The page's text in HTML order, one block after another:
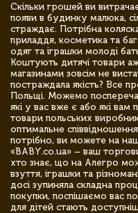
Скільки грошей ви
появи в будинку малюка,
страждає. Потрібна
приладдя, косметика та
одяг та іграшки молоді
Коштують дитячі товари
магазинами зовсім не
постраждала якість? Все
Польщі. Можемо
які у вас вже є або які
товари польських
оптимальне
потрібно, ви можете на
«BABY.co.ua» – ваш
хто знає, що на Алегро
взуття, іграшки та
досі зупиняла складна
покупки, поспішаємо вас
для дітей стають